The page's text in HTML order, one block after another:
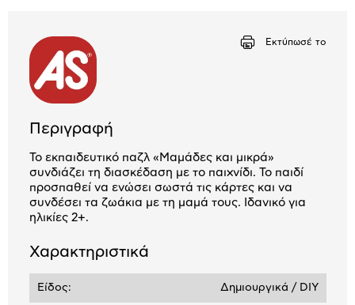
Εκτύπωσέ το
Περιγραφή
Το εκπαιδευτικό παζλ «Μαμάδες και μικρά»
συνδιάζει τη διασκέδαση με το παιχνίδι. Το παιδί
προσπαθεί να ενώσει σωστά τις κάρτες και να
συνδέσει τα ζωάκια με τη μαμά τους. Ιδανικό για
ηλικίες 2+.
Χαρακτηριστικά
Είδος: Δημιουργικά / DIY